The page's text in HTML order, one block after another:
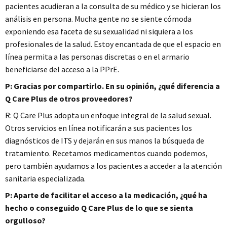
pacientes acudieran a la consulta de su médico y se hicieran los
análisis en persona. Mucha gente no se siente cómoda
exponiendo esa faceta de su sexualidad ni siquiera a los
profesionales de la salud. Estoy encantada de que el espacio en
línea permita a las personas discretas o en el armario
beneficiarse del acceso a la PPrE.
P: Gracias por compartirlo. En su opinión, ¿qué diferencia a
Q Care Plus de otros proveedores?
R: Q Care Plus adopta un enfoque integral de la salud sexual.
Otros servicios en línea notificarán a sus pacientes los
diagnósticos de ITS y dejarán en sus manos la búsqueda de
tratamiento. Recetamos medicamentos cuando podemos,
pero también ayudamos a los pacientes a acceder a la atención
sanitaria especializada.
P: Aparte de facilitar el acceso a la medicación, ¿qué ha
hecho o conseguido Q Care Plus de lo que se sienta
orgulloso?